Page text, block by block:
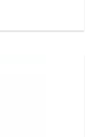
auf elektrischen
anwendbar
bei denen
wichtig ist. Es
zu